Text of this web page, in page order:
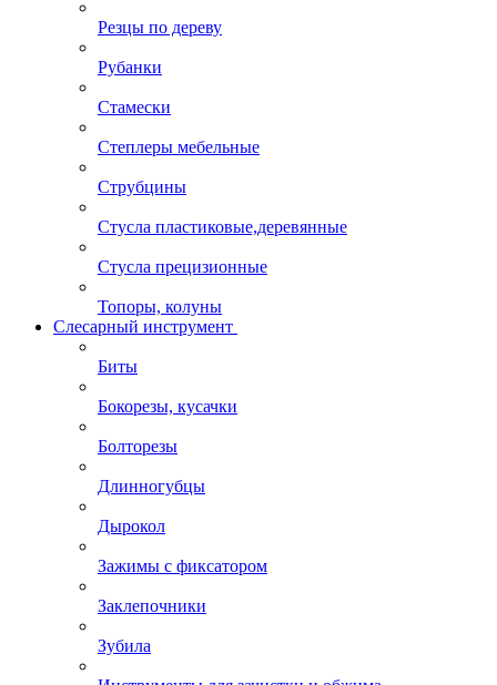
Резцы по дереву
Рубанки
Стамески
Степлеры мебельные
Струбцины
Стусла пластиковые,деревянные
Стусла прецизионные
Топоры, колуны
Слесарный инструмент
Биты
Бокорезы, кусачки
Болторезы
Длинногубцы
Дырокол
Зажимы с фиксатором
Заклепочники
Зубила